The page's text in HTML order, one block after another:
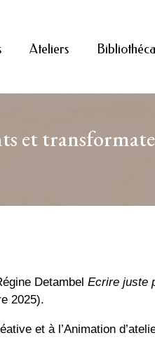
Ateliers
et
Detambel Ecrire juste
2025).
et à l’Animation